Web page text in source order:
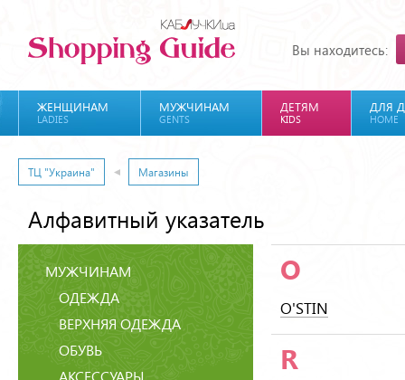
Вы находитесь:
ЖЕНЩИНАМ
LADIES
МУЖЧИНАМ
GENTS
ДЕТЯМ
KIDS
ДЛЯ
HOME
ТЦ "Украина" Магазины
Алфавитный указатель
МУЖЧИНАМ
ОДЕЖДА
ВЕРХНЯЯ ОДЕЖДА
ОБУВЬ
АКСЕССУАРЫ
O
O'STIN
R